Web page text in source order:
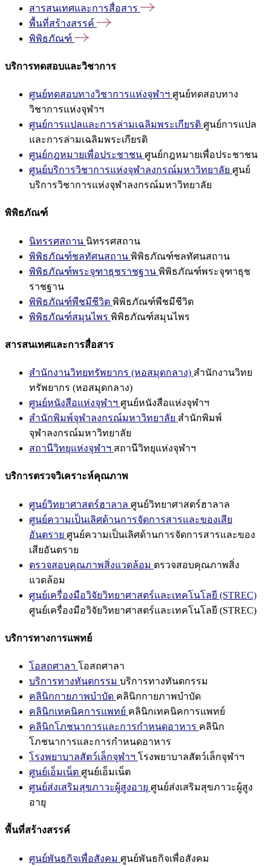
สารสนเทศและการสื่อสาร
พื้นที่สร้างสรรค์
พิพิธภัณฑ์
บริการทดสอบและวิชาการ
ศูนย์ทดสอบทางวิชาการแห่งจุฬาฯ ศูนย์ทดสอบทาง
วิชาการแห่งจุฬาฯ
ศูนย์การแปลและการล่ามเฉลิมพระเกียรติ ศูนย์การแปล
และการล่ามเฉลิมพระเกียรติ
ศูนย์กฎหมายเพื่อประชาชน ศูนย์กฎหมายเพื่อประชาชน
ศูนย์บริการวิชาการแห่งจุฬาลงกรณ์มหาวิทยาลัย ศูนย์
บริการวิชาการแห่งจุฬาลงกรณ์มหาวิทยาลัย
พิพิธภัณฑ์
นิทรรศสถาน นิทรรศสถาน
พิพิธภัณฑ์ชลทัศนสถาน พิพิธภัณฑ์ชลทัศนสถาน
พิพิธภัณฑ์พระจุฑาธุชราชฐาน พิพิธภัณฑ์พระจุฑาธุช
ราชฐาน
พิพิธภัณฑ์พืชมีชีวิต พิพิธภัณฑ์พืชมีชีวิต
พิพิธภัณฑ์สมุนไพร พิพิธภัณฑ์สมุนไพร
สารสนเทศและการสื่อสาร
สำนักงานวิทยทรัพยากร (หอสมุดกลาง) สำนักงานวิทย
ทรัพยากร (หอสมุดกลาง)
ศูนย์หนังสือแห่งจุฬาฯ ศูนย์หนังสือแห่งจุฬาฯ
สำนักพิมพ์จุฬาลงกรณ์มหาวิทยาลัย สำนักพิมพ์
จุฬาลงกรณ์มหาวิทยาลัย
สถานีวิทยุแห่งจุฬาฯ สถานีวิทยุแห่งจุฬาฯ
บริการตรวจวิเคราะห์คุณภาพ
ศูนย์วิทยาศาสตร์ฮาลาล ศูนย์วิทยาศาสตร์ฮาลาล
ศูนย์ความเป็นเลิศด้านการจัดการสารและของเสีย
อันตราย ศูนย์ความเป็นเลิศด้านการจัดการสารและของ
เสียอันตราย
ตรวจสอบคุณภาพสิ่งแวดล้อม ตรวจสอบคุณภาพสิ่ง
แวดล้อม
ศูนย์เครื่องมือวิจัยวิทยาศาสตร์และเทคโนโลยี (STREC)
ศูนย์เครื่องมือวิจัยวิทยาศาสตร์และเทคโนโลยี (STREC)
บริการทางการแพทย์
โอสถศาลา โอสถศาลา
บริการทางทันตกรรม บริการทางทันตกรรม
คลินิกกายภาพบำบัด คลินิกกายภาพบำบัด
คลินิกเทคนิคการแพทย์ คลินิกเทคนิคการแพทย์
คลินิกโภชนาการและการกำหนดอาหาร คลินิก
โภชนาการและการกำหนดอาหาร
โรงพยาบาลสัตว์เล็กจุฬาฯ โรงพยาบาลสัตว์เล็กจุฬาฯ
ศูนย์เอ็มเน็ต ศูนย์เอ็มเน็ต
ศูนย์ส่งเสริมสุขภาวะผู้สูงอายุ ศูนย์ส่งเสริมสุขภาวะผู้สูง
อายุ
พื้นที่สร้างสรรค์
ศูนย์พันธกิจเพื่อสังคม ศูนย์พันธกิจเพื่อสังคม